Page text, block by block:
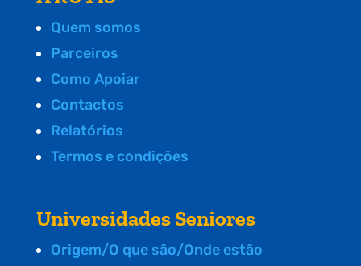
Quem somos
Parceiros
Como Apoiar
Contactos
Relatórios
Termos e condições
Universidades Seniores
Origem/O que são/Onde estão